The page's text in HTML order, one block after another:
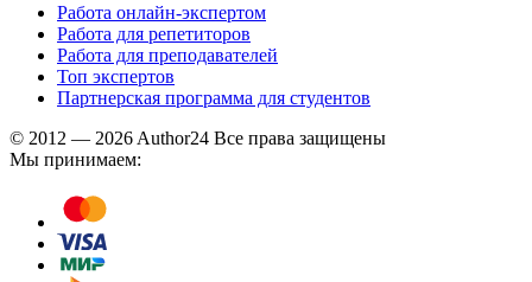
Работа онлайн-экспертом
Работа для репетиторов
Работа для преподавателей
Топ экспертов
Партнерская программа для студентов
© 2012 — 2026 Author24 Все права защищены
Мы принимаем: